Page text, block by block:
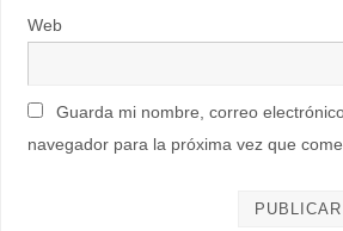
Web
Guarda mi nombre, correo
navegador para la próxima vez que